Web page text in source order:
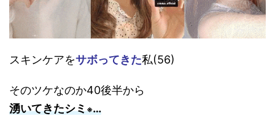
スキンケアをサボってきた私(56)
そのツケなのか40後半から
湧いてきたシミ※…